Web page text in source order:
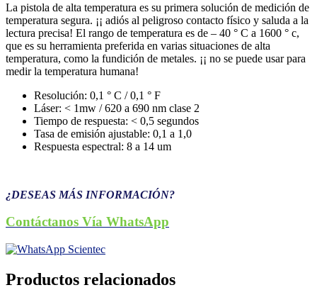
La pistola de alta temperatura es su primera solución de medición de
temperatura segura. ¡¡ adiós al peligroso contacto físico y saluda a la
lectura precisa! El rango de temperatura es de – 40 ° C a 1600 ° c,
que es su herramienta preferida en varias situaciones de alta
temperatura, como la fundición de metales. ¡¡ no se puede usar para
medir la temperatura humana!
Resolución: 0,1 ° C / 0,1 ° F
Láser: < 1mw / 620 a 690 nm clase 2
Tiempo de respuesta: < 0,5 segundos
Tasa de emisión ajustable: 0,1 a 1,0
Respuesta espectral: 8 a 14 um
¿DESEAS MÁS INFORMACIÓN?
Contáctanos Vía WhatsApp
Productos relacionados